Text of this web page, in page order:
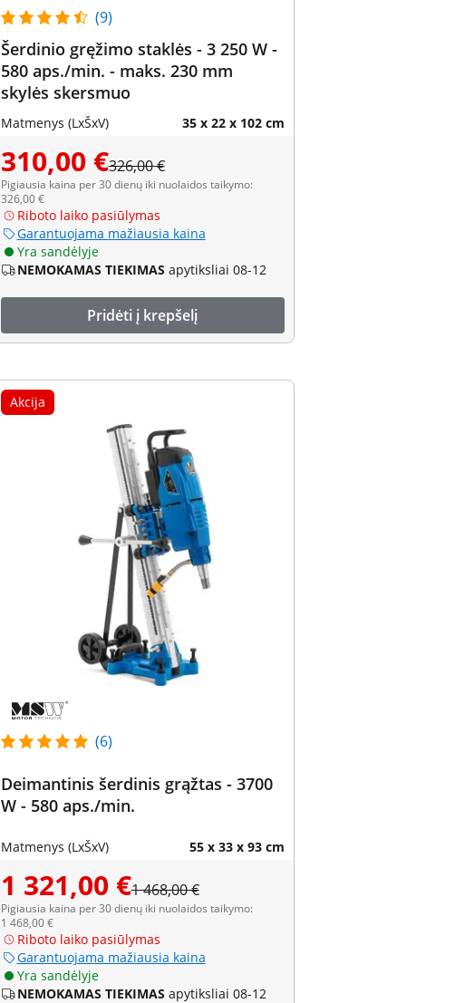
(9)
Šerdinio gręžimo staklės - 3 250 W -
580 aps./min. - maks. 230 mm
skylės skersmuo
Matmenys (LxŠxV) 35 x 22 x 102 cm
310,00 €326,00 €
Pigiausia kaina per 30 dienų iki nuolaidos taikymo:
326,00 €
Riboto laiko pasiūlymas
Garantuojama mažiausia kaina
Yra sandėlyje
NEMOKAMAS TIEKIMAS apytiksliai 08-12
Pridėti į krepšelį
Akcija
(6)
Deimantinis šerdinis grąžtas - 3700
W - 580 aps./min.
Matmenys (LxŠxV) 55 x 33 x 93 cm
1 321,00 €1 468,00 €
Pigiausia kaina per 30 dienų iki nuolaidos taikymo:
1 468,00 €
Riboto laiko pasiūlymas
Garantuojama mažiausia kaina
Yra sandėlyje
NEMOKAMAS TIEKIMAS apytiksliai 08-12